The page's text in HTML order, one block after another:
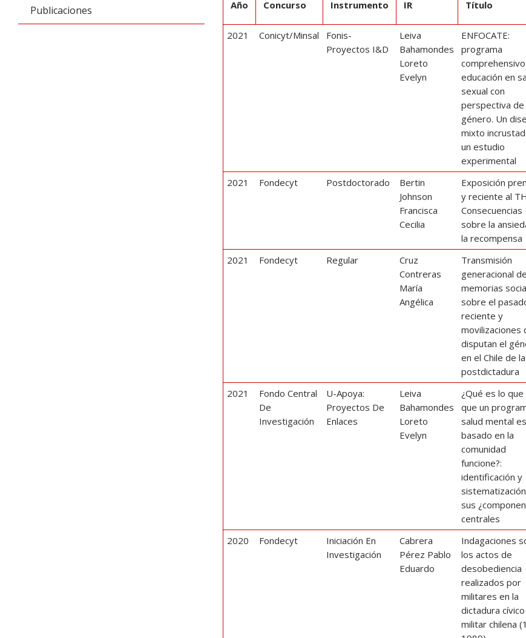
Publicaciones
Año Concurso Instrumento IR Título
2021
Conicyt/Minsal
Fonis-
Proyectos I&D
Leiva
Bahamondes
Loreto
Evelyn
ENFOCATE:
programa
educación en
sexual con
perspectiva de
género. Un
mixto
un estudio
experimental
2021 Fondecyt Postdoctorado
Bertin
Johnson
Francisca
Cecilia
Exposición
y reciente al
Consecuencias
sobre la
la recompensa
2021 Fondecyt Regular
Cruz
Contreras
María
Angélica
Transmisión
generacional de
memorias
sobre el
reciente y
movilizaciones
disputan el
en el Chile de la
postdictadura
2021
Fondo Central
De
Investigación
U-Apoya:
Proyectos De
Enlaces
Leiva
Bahamondes
Loreto
Evelyn
¿Qué es lo que
que un
salud mental
basado en la
comunidad
funcione?:
identificación y
sus
centrales
2020 Fondecyt
Iniciación En
Investigación
Cabrera
Pérez Pablo
Eduardo
Indagaciones
los actos de
desobediencia
realizados por
militares en la
dictadura cívico
militar chilena